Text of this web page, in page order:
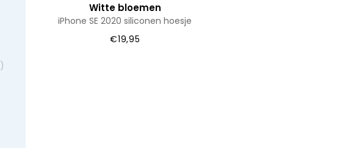
Witte bloemen
iPhone SE 2020 siliconen hoesje
€19,95